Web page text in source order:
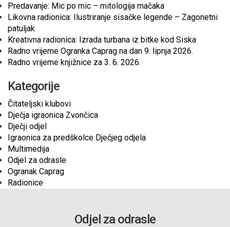
Predavanje: Mic po mic – mitologija mačaka
Likovna radionica: Ilustriranje sisačke legende – Zagonetni
patuljak
Kreativna radionica: Izrada turbana iz bitke kod Siska
Radno vrijeme Ogranka Caprag na dan 9. lipnja 2026.
Radno vrijeme knjižnice za 3. 6. 2026.
Kategorije
Čitateljski klubovi
Dječja igraonica Zvončica
Dječji odjel
Igraonica za predškolce Dječjeg odjela
Multimedija
Odjel za odrasle
Ogranak Caprag
Radionice
Odjel za odrasle